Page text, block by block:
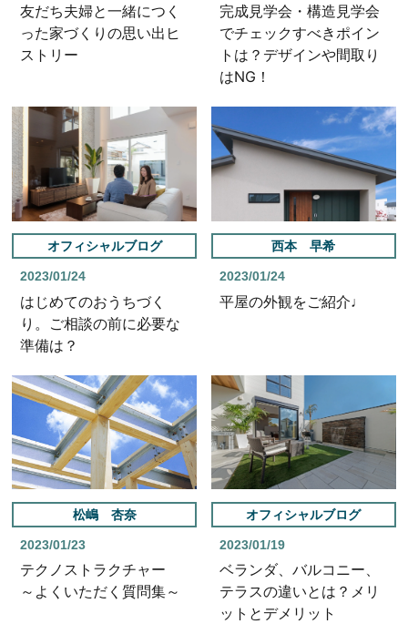
友だち夫婦と一緒につく
った家づくりの思い出ヒ
ストリー
完成見学会・構造見学会
でチェックすべきポイン
トは？デザインや間取り
はNG！
オフィシャルブログ
2023/01/24
はじめてのおうちづく
り。ご相談の前に必要な
準備は？
西本 早希
2023/01/24
平屋の外観をご紹介♩
松嶋 杏奈
2023/01/23
テクノストラクチャー
～よくいただく質問集～
オフィシャルブログ
2023/01/19
ベランダ、バルコニー、
テラスの違いとは？メリ
ットとデメリット